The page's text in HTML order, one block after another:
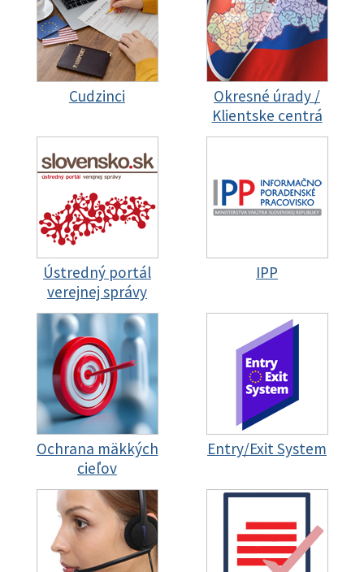
Cudzinci
Okresné úrady /
Klientske centrá
Ústredný portál
verejnej správy
IPP
Ochrana mäkkých
cieľov
Entry/Exit System